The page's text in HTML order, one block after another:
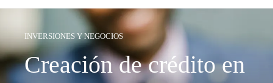
INVERSIONES Y NEGOCIOS
Creación de crédito en